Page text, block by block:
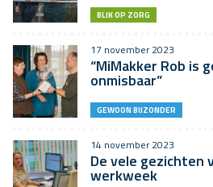
BLIK OP ZORG
17 november 2023
“MiMakker Rob is
onmisbaar”
GEWOON BIJZONDER
14 november 2023
De vele gezichten
werkweek